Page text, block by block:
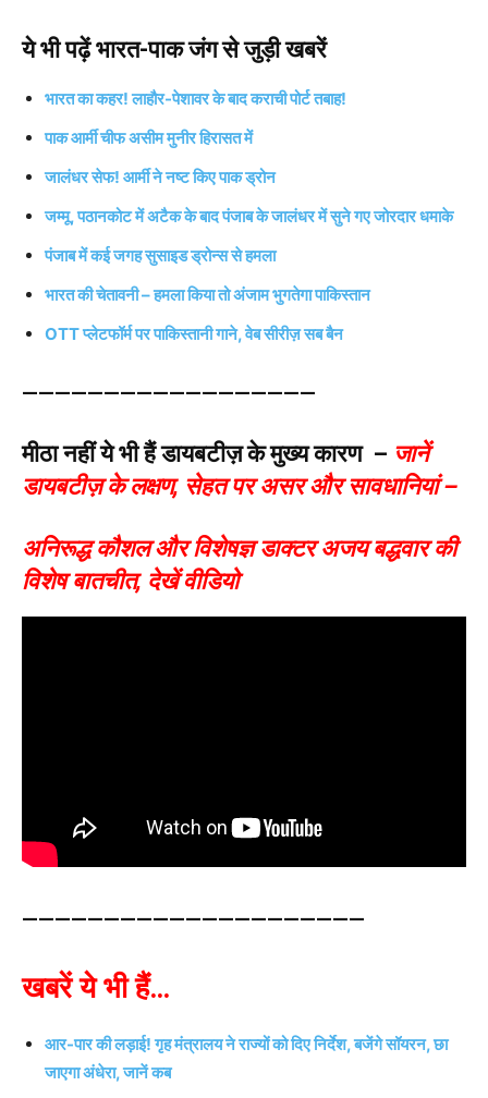
ये भी पढ़ें भारत-पाक जंग से जुड़ी खबरें
भारत का कहर! लाहौर-पेशावर के बाद कराची पोर्ट तबाह!
पाक आर्मी चीफ असीम मुनीर हिरासत में
जालंधर सेफ! आर्मी ने नष्ट किए पाक ड्रोन
जम्मू, पठानकोट में अटैक के बाद पंजाब के जालंधर में सुने गए जोरदार धमाके
पंजाब में कई जगह सुसाइड ड्रोन्स से हमला
भारत की चेतावनी – हमला किया तो अंजाम भुगतेगा पाकिस्तान
OTT प्लेटफॉर्म पर पाकिस्तानी गाने, वेब सीरीज़ सब बैन
——————————————————
मीठा नहीं ये भी हैं डायबटीज़ के मुख्य कारण – जानें
डायबटीज़ के लक्षण, सेहत पर असर और सावधानियां –
अनिरूद्ध कौशल और विशेषज्ञ डाक्टर अजय बद्धवार की
विशेष बातचीत, देखें वीडियो
—————————————————————
खबरें ये भी हैं…
आर-पार की लड़ाई! गृह मंत्रालय ने राज्यों को दिए निर्देश, बजेंगे सॉयरन, छा
जाएगा अंधेरा, जानें कब